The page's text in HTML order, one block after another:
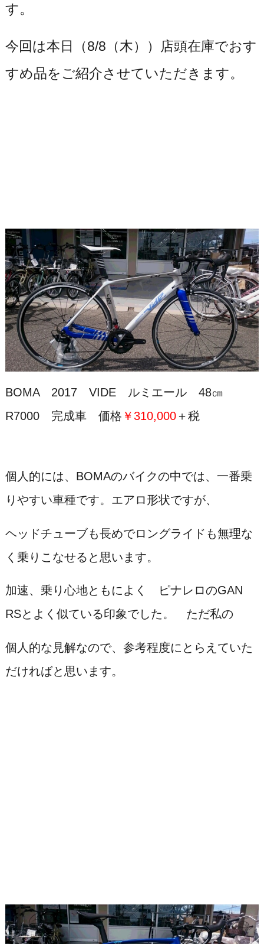
す。
今回は本日（8/8（木））店頭在庫でおす
すめ品をご紹介させていただきます。
BOMA 2017 VIDE ルミエール 48㎝
R7000 完成車 価格 ￥310,000＋税
個人的には、BOMAのバイクの中では、一番乗
りやすい車種です。エアロ形状ですが、
ヘッドチューブも長めでロングライドも無理な
く乗りこなせると思います。
加速、乗り心地ともによ く ピナレロのGAN
RSとよく似ている印象でした。 ただ私の
個人的な見解なので、 参考程度にとらえていた
だければと思います。